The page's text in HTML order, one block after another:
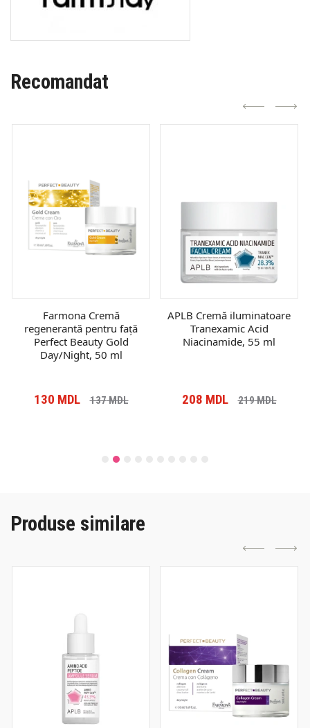
Recomandat
Farmona Cremă
regenerantă pentru față
Perfect Beauty Gold
Day/Night, 50 ml
130 MDL 137MDL
APLB Cremă iluminatoare
Tranexamic Acid
Niacinamide, 55 ml
208 MDL 219MDL
Produse similare